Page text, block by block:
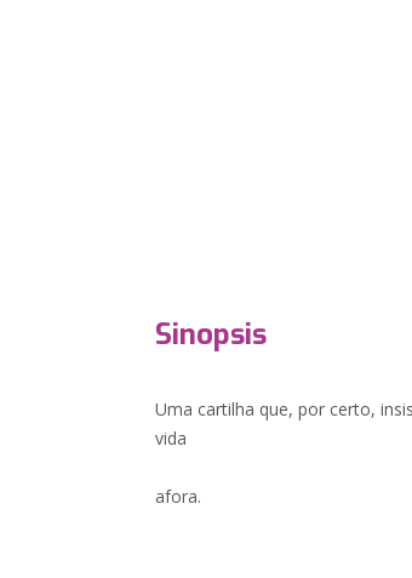
Sinopsis
Uma cartilha que, por certo,
vida
afora.